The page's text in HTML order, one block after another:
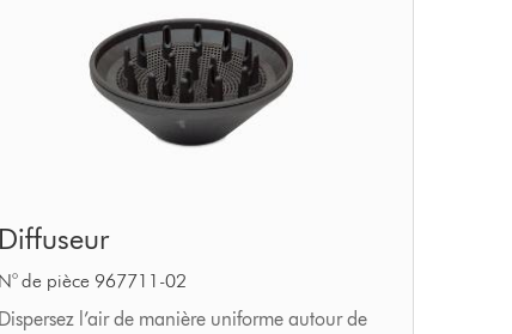
Diffuseur
N° de pièce 967711-02
Dispersez l’air de manière uniforme autour de